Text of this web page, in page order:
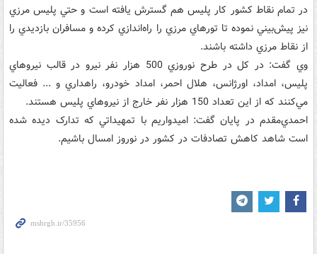
در تمام نقاط کشور کار پليس هم گسترش يافته است و حتي پليس مرزي
نيز پيش‌بيني نموده تا تورهاي مرزي را راه‌اندازي کرده و مسافران بازديدي را
از نقاط مرزي داشته باشند.
وي گفت: در کل در طرح نوروزي 500 هزار نفر نيرو در قالب نيروهاي
پليس، امداد، اورژانس، هلال احمر، امداد خودرو، راهداري و ... فعاليت
مي‌کنند که از اين تعداد 150 هزار نفر خارج از نيروهاي پليس هستند.
احمدي‌مقدم در پايان گفت: اميدواريم با تمهيداتي که تدارک ديده شده
است شاهد کاهش تصادفات در کشور در نوروز امسال باشيم.